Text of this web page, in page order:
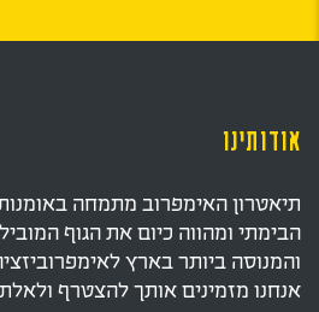
אודותינו
תיאטרון האימפרוב מתמחה
הבימתי ומהווה כיום את הגוף
והמנוסה ביותר בארץ
אנחנו מזמינים אותך להצטרף